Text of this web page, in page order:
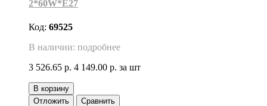
2*60W*E27
Код: 69525
В наличии: подробнее
3 526.65 р. 4 149.00 р. за шт
В корзину
Отложить
Сравнить